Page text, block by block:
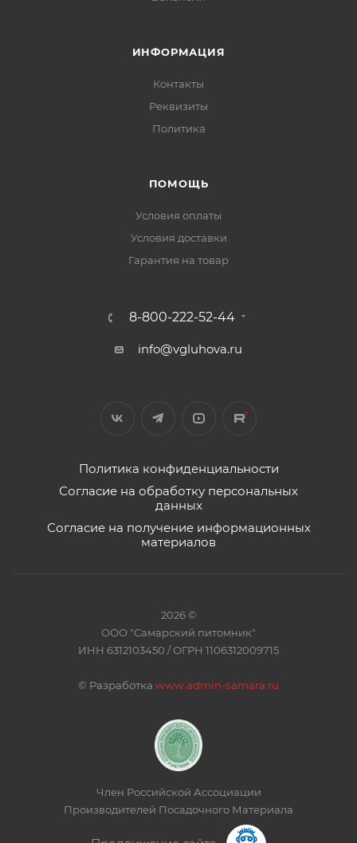
ИНФОРМАЦИЯ
Контакты
Реквизиты
Политика
ПОМОЩЬ
Условия оплаты
Условия доставки
Гарантия на товар
8-800-222-52-44
info@vgluhova.ru
Политика конфиденциальности
Согласие на обработку персональных
данных
Согласие на получение информационных
материалов
2026 ©
ООО "Самарский питомник"
ИНН 6312103450 / ОГРН 1106312009715
© Разработка www.admin-samara.ru
Член Российской Ассоциации
Производителей Посадочного Материала